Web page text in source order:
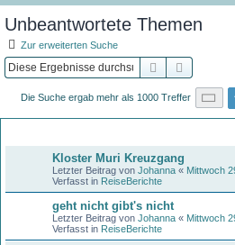
Unbeantwortete Themen
Zur erweiterten Suche
Suche
Die Suche ergab mehr als 1000 Treffer
Kloster Muri Kreuzgang
Letzter Beitrag von Johanna « Mittwoch
Verfasst in ReiseBerichte
geht nicht gibt's nicht
Letzter Beitrag von Johanna « Mittwoch
Verfasst in ReiseBerichte